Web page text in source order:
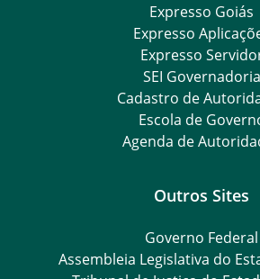
Expresso Goiás
Expresso
Expresso
SEI Governadoria
Cadastro de
Escola de
Agenda de
Outros Sites
Governo Federal
Assembleia Legislativa do